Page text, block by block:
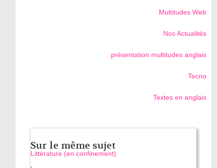
Multitudes Web
Nos Actualités
présentation multitudes anglais
Tecno
Textes en anglais
Sur le même sujet
Littérature (en confinement)